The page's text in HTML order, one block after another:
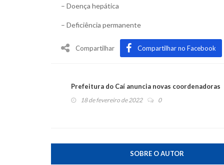
– Doença hepática
– Deficiência permanente
Compartilhar Compartilhar no Facebook
Prefeitura do Caí anuncia novas coordenadoras
18 de fevereiro de 2022 0
SOBRE O AUTOR